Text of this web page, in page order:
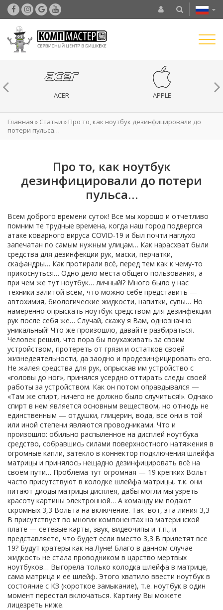
ACER APPLE
Главная » Статьи » Про то, как ноутбук дезинфицировали до
потери пульса…
Про то, как ноутбук
дезинфицировали до потери
пульса…
Всем доброго времени суток! Все мы хорошо и отчетливо
помним те трудные времена, когда наш город подвергся
атаке коварного вируса COVID-19 и был почти наглухо
запечатан по самым нужным улицам… Как нарасхват были
средства для дезинфекции рук, маски, перчатки,
скафандры… Как протирали всё, перед тем как к чему-то
прикоснуться… Одно дело места общего пользования, а
при чем же тут ноутбук… личный!? Много было у нас
техники залитой всем, что можно себе представить —
автохимия, биологические жидкости, напитки, супы… Но
намеренно опрыскать ноутбук средством для дезинфекции
рук после себя же… Случай, скажу я Вам, однозначно
уникальный! Что же произошло, давайте разбираться.
Человек решил, что пора бы поухаживать за своим
устройством, протереть от грязи и остатков своей
жизнедеятельности, да заодно и продезинфицировать его.
Не жалея средства для рук, опрыскав им устройство с
«головы до ног», принялся усердно оттирать следы своей
работы за устройством. Как он потом оправдывался —
«Там же спирт, ничего не должно было случиться!». Однако
спирт в нем является основным веществом, но отнюдь не
единственным — отдушки, глицерин, вода, все они в той
или иной степени являются проводниками. Что и
произошло: обильно распыленное на дисплей ноутбука
средство, собравшись силами поверхностного натяжения в
огромные капли, затекло в коннектор подключения шлейфа
матрицы и принялось нещадно дезинфицировать всё на
своём пути… Проблема тут огромная — 19 крепких Вольт
часто присутствуют в колодке шлейфа матрицы, т.к. они
питают диоды матрицы дисплея, дабы могли мы узреть
красоту картины электронной… А команду им подают
скромных 3,3 Вольта на включение. Так вот, эта линия 3,3
В присутствует во многих компонентах на материнской
плате — сетевые карты, звук, видеочипы и т.п., и
представляете, что будет если вместо 3,3 В прилетят все
19? Будут кратеры как на Луне! Благо в данном случае
жидкость не стала проводником в царство мертвых
ноутбуков… Выгорела только колодка шлейфа в матрице,
сама матрица и ее шлейф. Этого хватило ввести ноутбук в
состояние с КЗ (короткое замыкание), т.е. ноутбук в один
момент перестал включаться. Картину Вы можете
лицезреть ниже.